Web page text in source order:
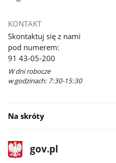
KONTAKT
Skontaktuj się z nami
pod numerem:
91 43-05-200
W dni robocze
w godzinach: 7:30-15:30
Na skróty
stopka
gov.pl
Strona
gov.pl